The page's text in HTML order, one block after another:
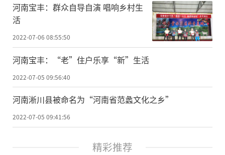
河南宝丰：群众自导自演 唱响乡村生
活
2022-07-06 08:55:50
河南宝丰：“老”住户乐享“新”生活
2022-07-05 09:56:40
河南淅川县被命名为“河南省范蠡文化之乡”
2022-07-05 09:41:56
精彩推荐